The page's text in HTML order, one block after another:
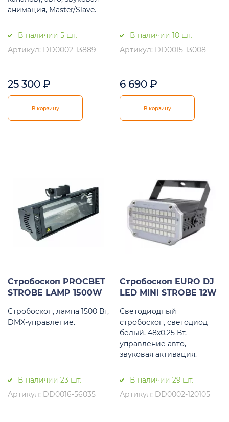
анимация, Master/Slave.
В наличии 5 шт.
Артикул: DD0002-13889
25 300 ₽
В корзину
В наличии 10 шт.
Артикул: DD0015-13008
6 690 ₽
В корзину
Стробоскоп PROCBET
STROBE LAMP 1500W
Стробоскоп, лампа 1500 Вт,
DMX-управление.
В наличии 23 шт.
Артикул: DD0016-56035
Стробоскоп EURO DJ
LED MINI STROBE 12W
Светодиодный
стробоскоп, светодиод
белый, 48х0.25 Вт,
управление авто,
звуковая активация.
В наличии 29 шт.
Артикул: DD0002-120105